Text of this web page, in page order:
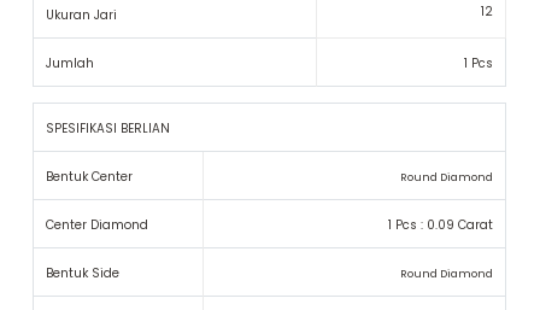
Ukuran Jari 12
Jumlah 1 Pcs
SPESIFIKASI BERLIAN
Bentuk Center Round Diamond
Center Diamond 1 Pcs : 0.09 Carat
Bentuk Side Round Diamond